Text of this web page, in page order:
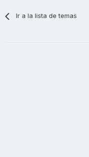
Ir a la lista de temas